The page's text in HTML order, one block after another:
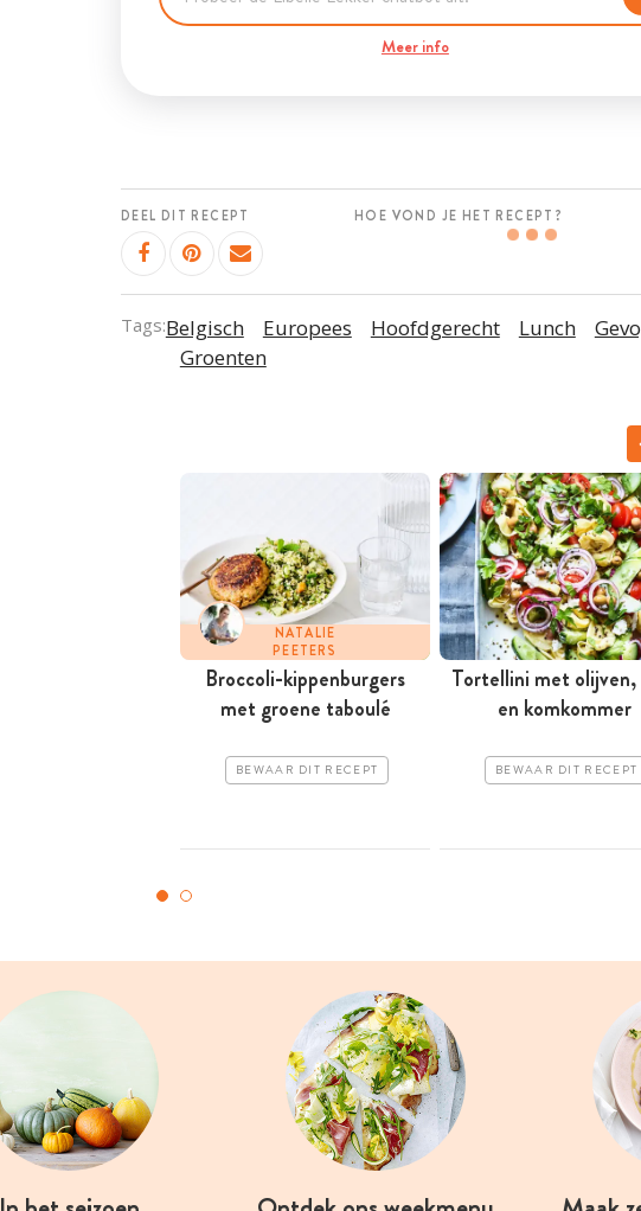
Meer info
DEEL DIT RECEPT HOE VOND JE HET RECEPT?
Tags:Belgisch Europees Hoofdgerecht Lunch
Groenten
NATALIE
PEETERS
Broccoli-kippenburgers
met groene taboulé
BEWAAR DIT RECEPT
Tortellini met
en komkommer
BEWAAR DIT RECEPT